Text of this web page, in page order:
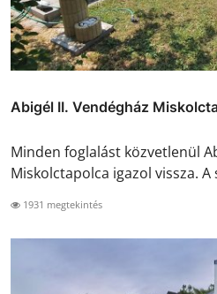
Abigél II. Vendégház
Minden foglalást közvetlenül
Miskolctapolca igazol vissza. A
1931 megtekintés